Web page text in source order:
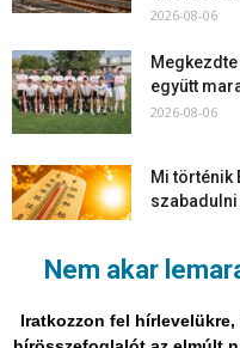
Nem akar
Iratkozzon fel
2026-08-06
együtt
2026-08-06
Mi történik
szabadulni
2026-08-05